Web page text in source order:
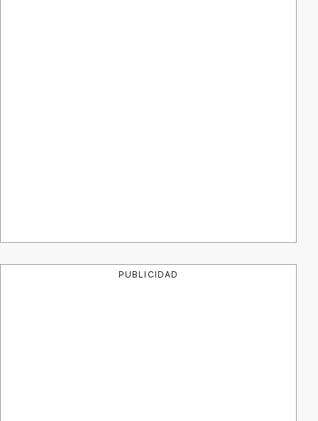
PUBLICIDAD